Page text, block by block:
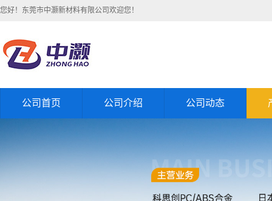
您好！东莞市中灏新材料有限公司欢迎您！
公司首页 公司介绍 公司动态